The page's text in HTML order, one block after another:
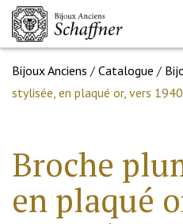
Bijoux Anciens / Catalogue /
stylisée, en plaqué or, vers
Broche
en plaqué